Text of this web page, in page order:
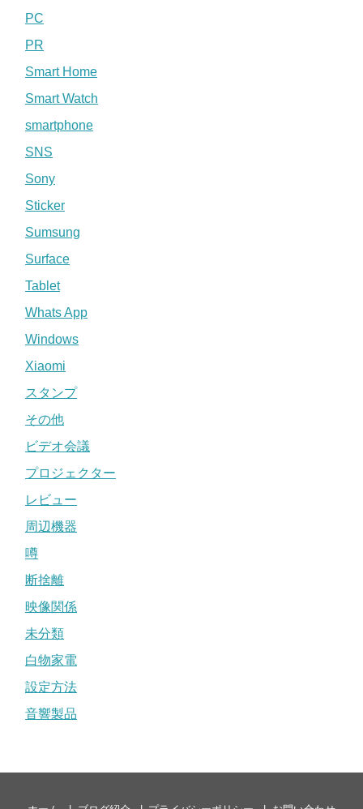
PC
PR
Smart Home
Smart Watch
smartphone
SNS
Sony
Sticker
Sumsung
Surface
Tablet
Whats App
Windows
Xiaomi
スタンプ
その他
ビデオ会議
プロジェクター
レビュー
周辺機器
噂
断捨離
映像関係
未分類
白物家電
設定方法
音響製品